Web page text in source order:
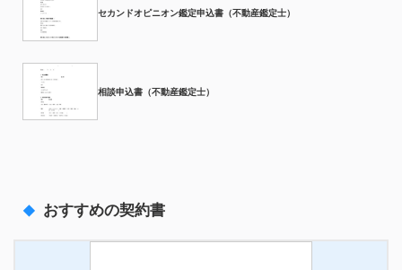
セカンドオピニオン鑑定申込書（不動産鑑定士）
相談申込書（不動産鑑定士）
おすすめの契約書